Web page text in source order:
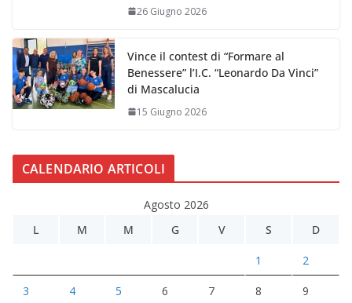
26 Giugno 2026
Vince il contest di “Formare al
Benessere” l’I.C. “Leonardo Da Vinci”
di Mascalucia
15 Giugno 2026
CALENDARIO ARTICOLI
Agosto 2026
L
M M G V S D
1 2
3 4 5 6 7 8 9